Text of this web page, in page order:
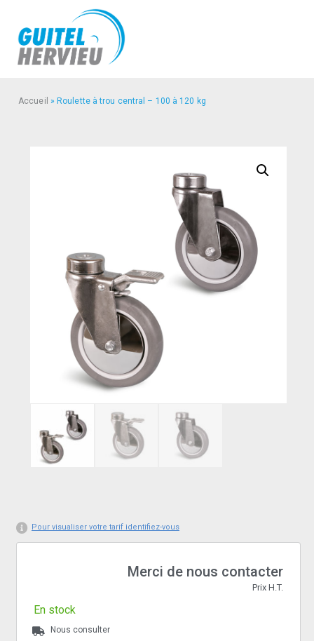
Accueil » Roulette à trou central – 100 à 120 kg
Pour visualiser votre tarif identifiez-vous
Merci de nous contacter
Prix H.T.
En stock
Nous consulter